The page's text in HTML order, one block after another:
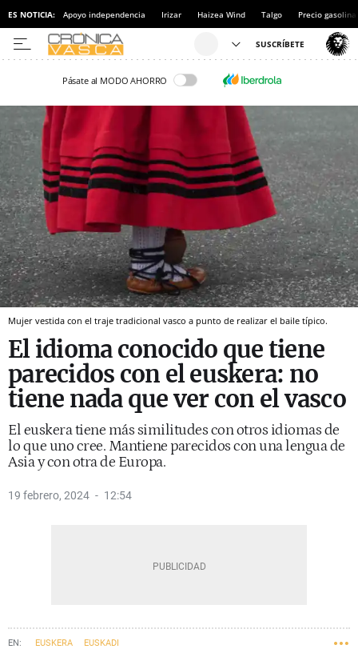
ES NOTICIA: Apoyo independencia Irizar Haizea Wind Talgo Precio gasolina
Pásate al MODO AHORRO
Mujer vestida con el traje tradicional vasco a punto de realizar el baile típico.
El idioma conocido que tiene
parecidos con el euskera: no
tiene nada que ver con el vasco
El euskera tiene más similitudes con otros idiomas de
lo que uno cree. Mantiene parecidos con una lengua de
Asia y con otra de Europa.
19 febrero, 2024 12:54
EUSKERA EUSKADI